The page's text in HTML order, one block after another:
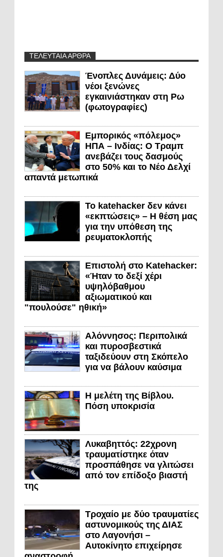
ΤΕΛΕΥΤΑΙΑ ΑΡΘΡΑ
Ένοπλες Δυνάμεις: Δύο
νέοι ξενώνες
εγκαινιάστηκαν στη Ρω
(φωτογραφίες)
Εμπορικός «πόλεμος»
ΗΠΑ – Ινδίας: Ο Τραμπ
ανεβάζει τους δασμούς
στο 50% και το Νέο Δελχί
απαντά μετωπικά
Το katehacker δεν κάνει
«εκπτώσεις» – Η θέση μας
για την υπόθεση της
ρευματοκλοπής
Επιστολή στο Katehacker:
«Ήταν το δεξί χέρι
υψηλόβαθμου
αξιωματικού και
"πουλούσε" ηθική»
Αλόννησος: Περιπολικά
και πυροσβεστικά
ταξιδεύουν στη Σκόπελο
για να βάλουν καύσιμα
Η μελέτη της Βίβλου.
Πόση υποκρισία
Λυκαβηττός: 22χρονη
τραυματίστηκε όταν
προσπάθησε να γλιτώσει
από τον επίδοξο βιαστή
της
Τροχαίο με δύο τραυματίες
αστυνομικούς της ΔΙΑΣ
στο Λαγονήσι –
Αυτοκίνητο επιχείρησε